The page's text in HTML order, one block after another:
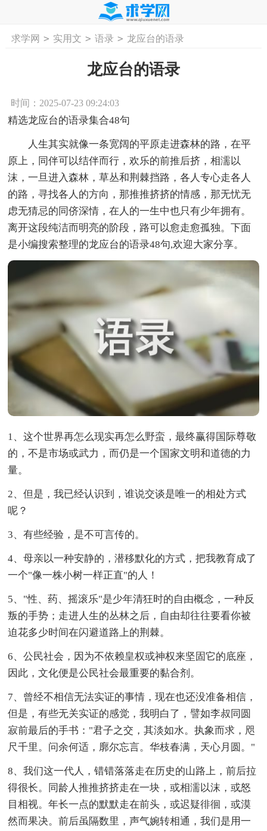
首页 工作计划 活动计划
求学网 > 实用文 > 语录 > 龙应台的语录
龙应台的语录
时间：2025-07-23 09:24:03
精选龙应台的语录集合48句
人生其实就像一条宽阔的平原走进森林的路，在平
原上，同伴可以结伴而行，欢乐的前推后挤，相濡以
沫，一旦进入森林，草丛和荆棘挡路，各人专心走各人
的路，寻找各人的方向，那推推挤挤的情感，那无忧无
虑无猜忌的同侪深情，在人的一生中也只有少年拥有。
离开这段纯洁而明亮的阶段，路可以愈走愈孤独。下面
是小编搜索整理的龙应台的语录48句,欢迎大家分享。
1、这个世界再怎么现实再怎么野蛮，最终赢得国际尊敬
的，不是市场或武力，而仍是一个国家文明和道德的力
量。
2、但是，我已经认识到，谁说交谈是唯一的相处方式
呢？
3、有些经验，是不可言传的。
4、母亲以一种安静的，潜移默化的方式，把我教育成了
一个"像一株小树一样正直"的人！
5、"性、药、摇滚乐"是少年清狂时的自由概念，一种反
叛的手势；走进人生的丛林之后，自由却往往要看你被
迫花多少时间在闪避道路上的荆棘。
6、公民社会，因为不依赖皇权或神权来坚固它的底座，
因此，文化便是公民社会最重要的黏合剂。
7、曾经不相信无法实证的事情，现在也还没准备相信，
但是，有些无关实证的感觉，我明白了，譬如李叔同圆
寂前最后的手书："君子之交，其淡如水。执象而求，咫
尺千里。问余何适，廓尔忘言。华枝春满，天心月圆。"
8、我们这一代人，错错落落走在历史的山路上，前后拉
得很长。同龄人推推挤挤走在一块，或相濡以沫，或怒
目相视。年长一点的默默走在前头，或迟疑徘徊，或漠
然而果决。前后虽隔数里，声气婉转相通，我们是用一